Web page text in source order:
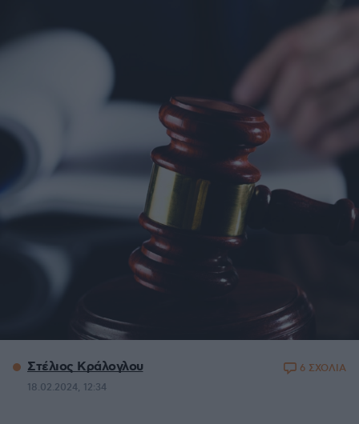
Στέλιος Κράλογλου
18.02.2024, 12:34
6 ΣΧΟΛΙΑ